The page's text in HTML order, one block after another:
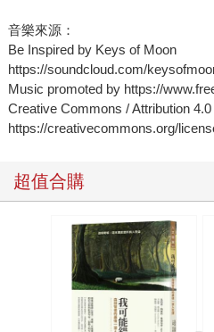
聽似輕描淡寫，但這卻是比約恩
17年的森林僧侶生活、噬人的憂
病的巨大打擊、陪伴父親經歷安
命終點之後，所淬鍊出的智慧。
文字，甚至寫在紙上，不需要十
音樂來源：
Be Inspired by Keys of Moon
https://soundcloud.com/
Music promoted by https://
Creative Commons / Attribution
https://creativecommons.org/
超值合購